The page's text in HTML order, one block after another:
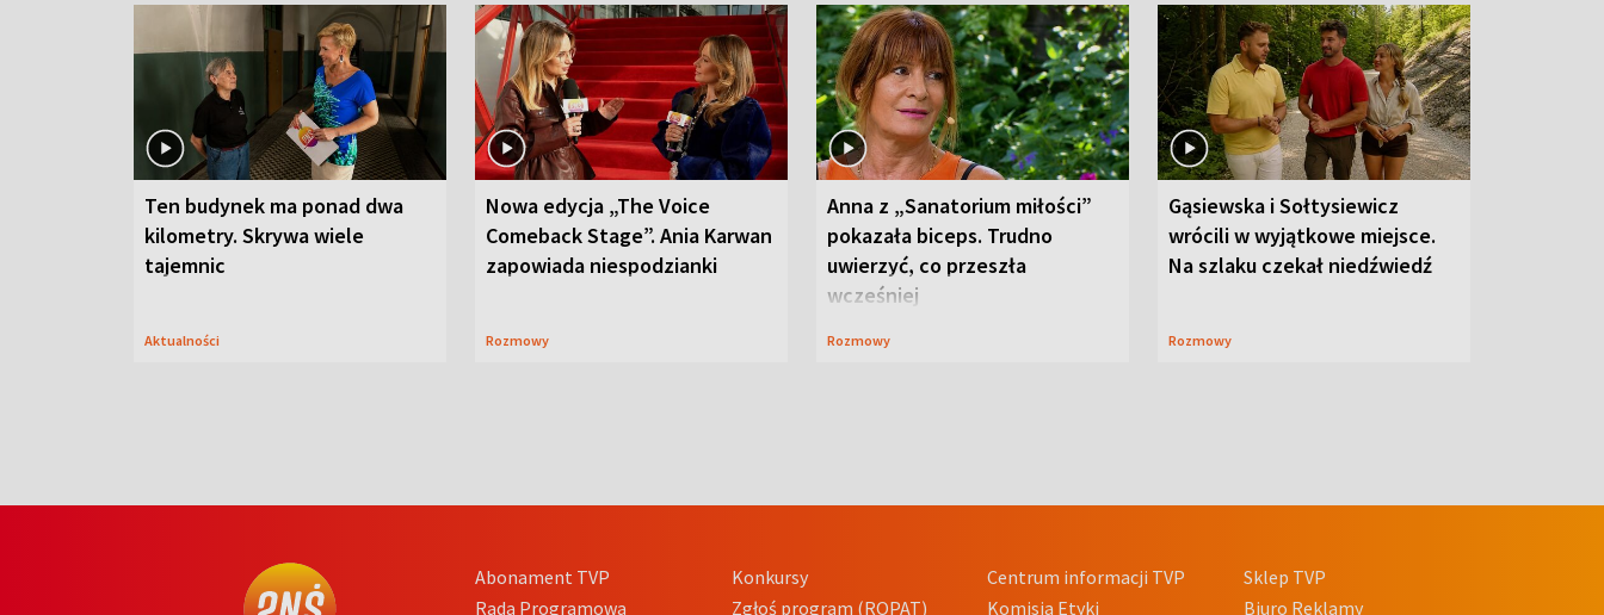
Ten budynek ma ponad dwa
kilometry. Skrywa wiele
tajemnic
Aktualności
Nowa edycja „The Voice
Comeback Stage”. Ania Karwan
zapowiada niespodzianki
Rozmowy
Anna z „Sanatorium miłości”
pokazała biceps. Trudno
uwierzyć, co przeszła
wcześniej
Rozmowy
Gąsiewska i Sołtysiewicz
wrócili w wyjątkowe miejsce.
Na szlaku czekał niedźwiedź
Rozmowy
Abonament TVP
Rada Programowa
Konkursy
Zgłoś program (ROPAT)
Centrum informacji TVP
Komisja Etyki
Sklep TVP
Biuro Reklamy